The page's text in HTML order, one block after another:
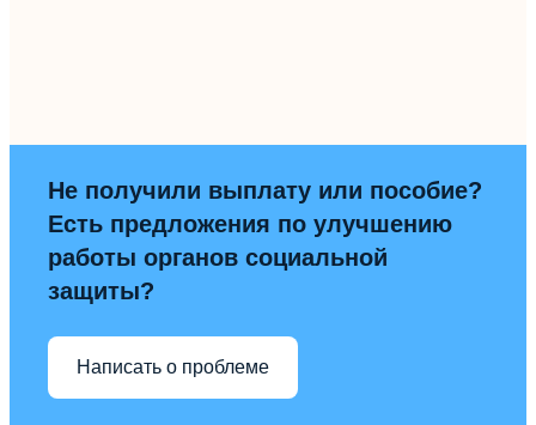
Не получили выплату или пособие?
Есть предложения по улучшению
работы органов социальной
защиты?
Написать о проблеме